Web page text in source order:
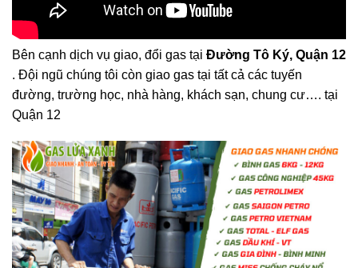
Bên cạnh dịch vụ giao, đổi gas tại Đường Tô Ký, Quận 12
. Đội ngũ chúng tôi còn giao gas tại tất cả các tuyến
đường, trường học, nhà hàng, khách sạn, chung cư…. tại
Quận 12